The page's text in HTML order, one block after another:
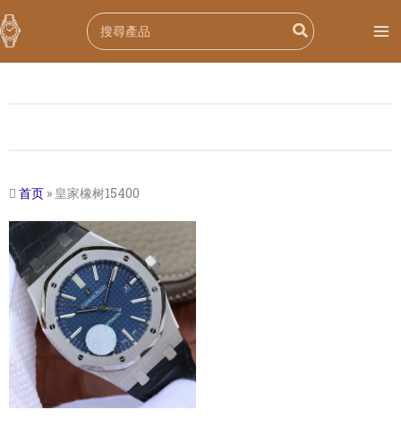
跳
至
内
Search
for:
首页 » 皇家橡树15400